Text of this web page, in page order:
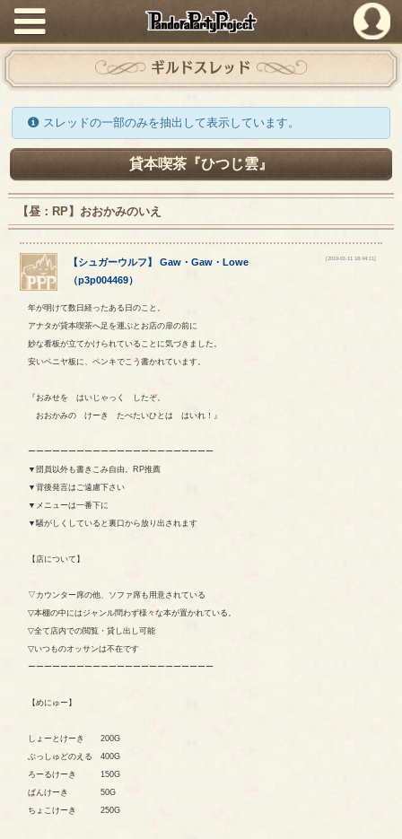
PandoraPartyProject
ギルドスレッド
スレッドの一部のみを抽出して表示しています。
貸本喫茶『ひつじ雲』
【昼：RP】おおかみのいえ
【シュガーウルフ】Gaw ・Gaw ・Lowe
（p3p004469）
[2019-01-11 18:44:11]
年が明けて数日経ったある日のこと。
アナタが貸本喫茶へ足を運ぶとお店の扉の前に
妙な看板が立てかけられていることに気づきました。
安いベニヤ板に、ペンキでこう書かれています。
『おみせを はいじゃっく したぞ。
おおかみの けーき たべたいひとは はいれ！』
ーーーーーーーーーーーーーーーーーーーーーーー
▼団員以外も書きこみ自由。RP推薦
▼背後発言はご遠慮下さい
▼メニューは一番下に
▼騒がしくしていると裏口から放り出されます
【店について】
▽カウンター席の他、ソファ席も用意されている
▽本棚の中にはジャンル問わず様々な本が置かれている。
▽全て店内での閲覧・貸し出し可能
▽いつものオッサンは不在です
ーーーーーーーーーーーーーーーーーーーーーーー
【めにゅー】
しょーとけーき 200G
ぶっしゅどのえる 400G
ろーるけーき 150G
ぱんけーき 50G
ちょこけーき 250G